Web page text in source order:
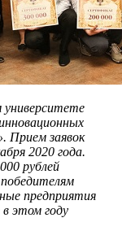
университете
Прием заявок
2020 года.
рублей
предприятия
этом году